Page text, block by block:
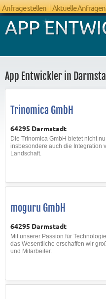
Anfrage stellen Aktuelle Anfragen
App Entwickler in
Trinomica GmbH
64295 Darmstadt
Die Trinomica GmbH bietet nicht
insbesondere auch die Integration
Landschaft.
moguru GmbH
64295 Darmstadt
Mit unserer Passion für
das Wesentliche erschaffen wir
und Mitarbeiter.